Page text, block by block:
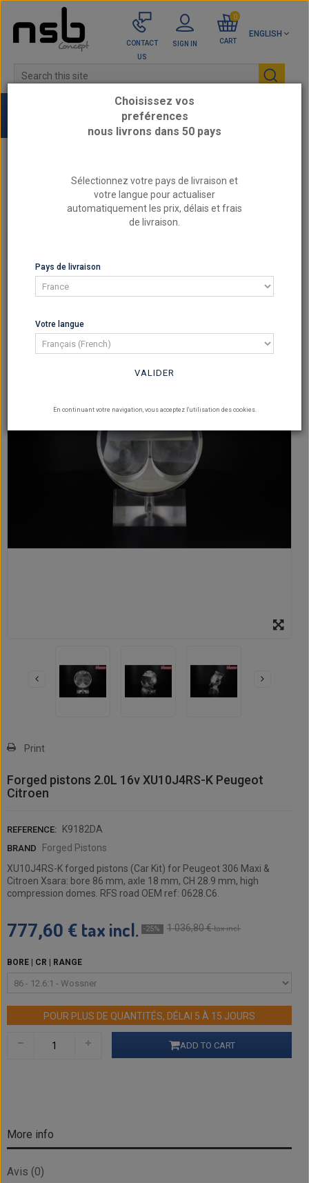
ENGLISH
CONTACT
US
SIGN IN CART
0
2.0L 16v - XU10J4RS-K
Forged pistons 2.0L 16v XU10J4RS-K Peugeot
Citroen
Print
Forged pistons 2.0L 16v XU10J4RS-K Peugeot
Citroen
REFERENCE: K9182DA
BRAND
Forged Pistons
XU10J4RS-K forged pistons (Car Kit) for Peugeot 306 Maxi &
Citroen Xsara: bore 86 mm, axle 18 mm, CH 28.9 mm, high
compression domes. RFS road OEM ref: 0628.C6.
777,60 € tax incl. -25% 1 036,80 €tax incl.
BORE | CR | RANGE
POUR PLUS DE QUANTITÉS, DÉLAI 5 À 15 JOURS
ADD TO CART
More info
Avis (0)
Choisissez vos
preférences
nous livrons dans 50 pays
Sélectionnez votre pays de livraison et
votre langue pour actualiser
automatiquement les prix, délais et frais
de livraison.
Pays de livraison
Votre langue
VALIDER
En continuant votre navigation, vous acceptez l'utilisation des cookies.